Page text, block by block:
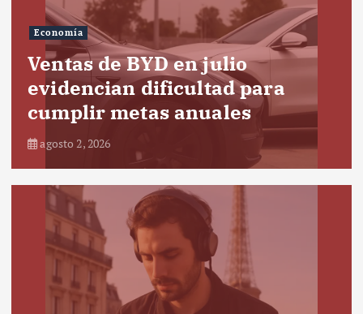
Economía
Ventas de BYD en julio
evidencian dificultad para
cumplir metas anuales
agosto 2, 2026